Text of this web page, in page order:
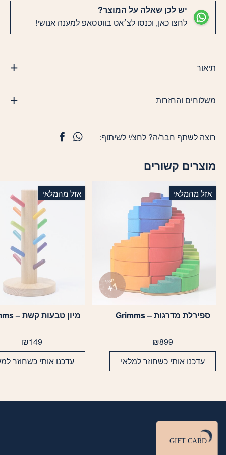
יש לכן שאלה על המוצר?
לחצו כאן, וכנסו לצ׳אט בווטסאפ למענה אנושי!
תיאור
משלוחים והחזרות
רוצה לשתף חבר/ה? לחצ/י לשיתוף:
מוצרים קשורים
אזל מהמלאי
ספירלת מדרגות – Grimms
₪899
עדכנו אותי כשחוזר למלאי
אזל מהמלאי
מיון טבעות קשת – Grimms
₪149
עדכנו אותי כשחוזר